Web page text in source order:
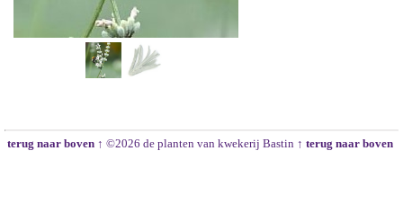
terug naar boven ↑ ©2026 de planten van kwekerij Bastin ↑ terug naar boven